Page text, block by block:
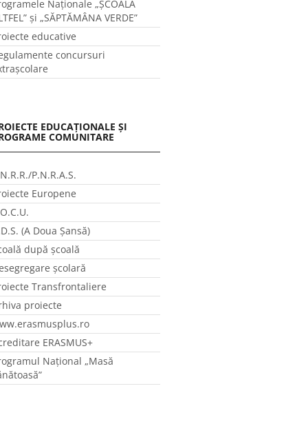
Naţionale „ŞCOALA
și „SĂPTĂMÂNA VERDE”
educative
concursuri
EDUCAȚIONALE ȘI
COMUNITARE
P.N.R.A.S.
Europene
(A Doua Șansă)
după școală
școlară
Transfrontaliere
proiecte
ERASMUS+
Național „Masă